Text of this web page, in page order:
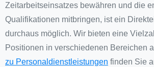
Zeitarbeitseinsatzes bewähren und die
Qualifikationen mitbringen, ist ein
durchaus möglich. Wir bieten eine
Positionen in verschiedenen Bereichen
zu Personaldienstleistungen finden Sie